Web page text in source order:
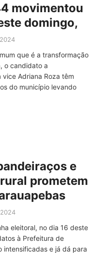
movimentou
domingo,
que é a transformação
o candidato a
vice Adriana Roza têm
do município levando
e
prometem
eleitoral, no dia 16 deste
à Prefeitura de
intensificadas e já dá para